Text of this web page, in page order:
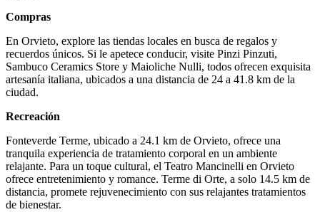
Compras
En Orvieto, explore las tiendas locales en busca de regalos y
recuerdos únicos. Si le apetece conducir, visite Pinzi Pinzuti,
Sambuco Ceramics Store y Maioliche Nulli, todos ofrecen exquisita
artesanía italiana, ubicados a una distancia de 24 a 41.8 km de la
ciudad.
Recreación
Fonteverde Terme, ubicado a 24.1 km de Orvieto, ofrece una
tranquila experiencia de tratamiento corporal en un ambiente
relajante. Para un toque cultural, el Teatro Mancinelli en Orvieto
ofrece entretenimiento y romance. Terme di Orte, a solo 14.5 km de
distancia, promete rejuvenecimiento con sus relajantes tratamientos
de bienestar.